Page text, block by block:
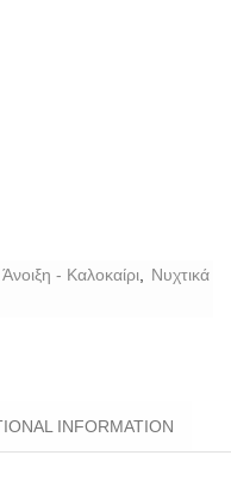
Άνοιξη - Καλοκαίρι
Νυχτικά
INFORMATION